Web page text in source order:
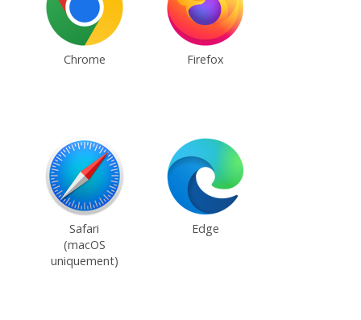
Chrome Firefox
Safari
(macOS
uniquement)
Edge